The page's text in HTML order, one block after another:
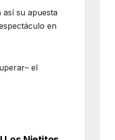
así su apuesta
en
el